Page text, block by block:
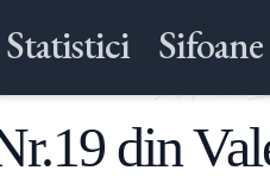
Statistici Sifoane
din